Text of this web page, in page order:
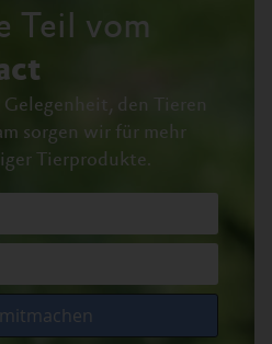
Teil vom
Gelegenheit, den Tieren
sorgen wir für mehr
Tierprodukte.